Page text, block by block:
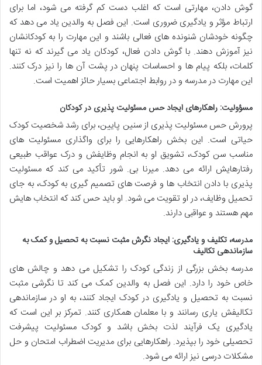
گوش دادن، مهارتی است که اغلب دست کم گرفته می شود، اما برای
ارتباط مؤثر و یادگیری ضروری است. این فصل به والدین یاد می دهد که
چگونه خودشان شنونده های فعالی باشند و این مهارت را به کودکانشان
نیز آموزش دهند. با گوش دادن فعال، کودکان یاد می گیرند که نه تنها
کلمات، بلکه پیام ها و احساسات پنهان در پشت آن ها را نیز درک کنند.
این مهارت در مدرسه و در روابط اجتماعی بسیار حائز اهمیت است.
مسؤولیت: راهکارهای ایجاد حس مسئولیت پذیری در کودکان
پرورش حس مسئولیت پذیری از سنین پایین، برای رشد شخصیت کودک
حیاتی است. این بخش راهکارهایی را برای واگذاری مسئولیت های
مناسب سن کودک، تشویق او به انجام وظایفش و درک عواقب طبیعی
رفتارهایش ارائه می دهد. میرنا بی. شور تأکید می کند که مسئولیت
پذیری با دادن انتخاب ها و فرصت های تصمیم گیری به کودک، به جای
تحمیل وظایف، در او تقویت می شود. او باید حس کند که انتخاب هایش
مهم هستند و عواقبی دارند.
مدرسه، تکلیف و یادگیری: ایجاد نگرش مثبت نسبت به تحصیل و کمک به
سازماندهی تکالیف
مدرسه بخش بزرگی از زندگی کودک را تشکیل می دهد و چالش های
خاص خود را دارد. این فصل به والدین کمک می کند تا نگرشی مثبت
نسبت به تحصیل و یادگیری در کودک ایجاد کنند، به او در سازماندهی
تکالیفش یاری رسانند و با معلمان همکاری کنند. تمرکز بر این است که
یادگیری یک فرآیند لذت بخش باشد و کودک مسئولیت پیشرفت
تحصیلی خود را بپذیرد. راهکارهایی برای مدیریت اضطراب امتحان و حل
مشکلات درسی نیز ارائه می شود.